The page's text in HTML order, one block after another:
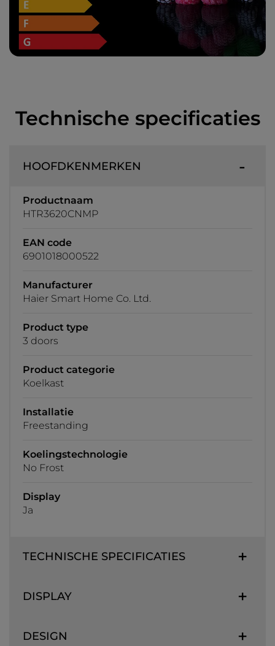
Technische specificaties
HOOFDKENMERKEN
Productnaam
HTR3620CNMP
EAN code
6901018000522
Manufacturer
Haier Smart Home Co. Ltd.
Product type
3 doors
Product categorie
Koelkast
Installatie
Freestanding
Koelingstechnologie
No Frost
Display
Ja
TECHNISCHE SPECIFICATIES
DISPLAY
DESIGN